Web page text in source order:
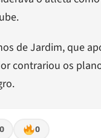
de Jardim, que
contrariou os
0 0